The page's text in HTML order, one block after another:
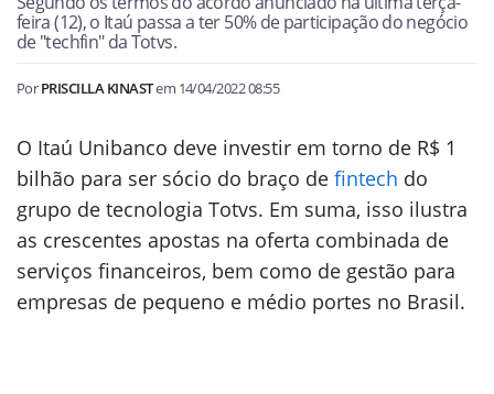
feira (12), o Itaú passa a ter 50% de participação do negócio
de "techfin" da Totvs.
PorPRISCILLA KINASTem 14/04/2022 08:55
O Itaú Unibanco deve investir em torno de R$ 1
bilhão para ser sócio do braço de fintech do
grupo de tecnologia Totvs. Em suma, isso ilustra
as crescentes apostas na oferta combinada de
serviços financeiros, bem como de gestão para
empresas de pequeno e médio portes no Brasil.